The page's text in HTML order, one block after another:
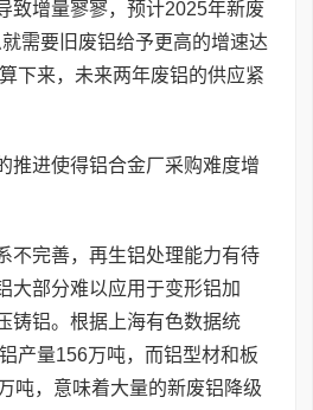
致增量寥寥，预计2025年新废
需要旧废铝给予更高的增速达
下来，未来两年废铝的供应紧
推进使得铝合金厂采购难度增
不完善，再生铝处理能力有待
大部分难以应用于变形铝加
铸铝。根据上海有色数据统
产量156万吨，而铝型材和板
吨，意味着大量的新废铝降级